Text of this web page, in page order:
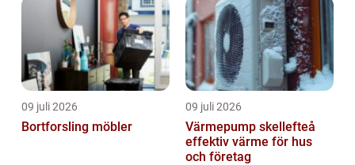
09 juli 2026
Bortforsling möbler
09 juli 2026
Värmepump skellefteå
effektiv värme för hus
och företag